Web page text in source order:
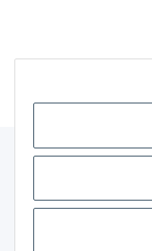
Informationen